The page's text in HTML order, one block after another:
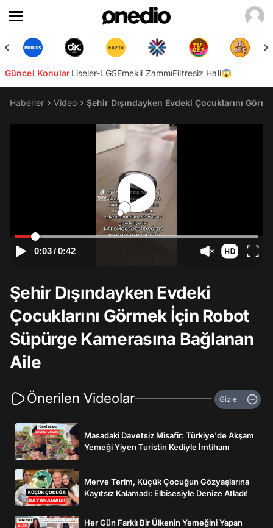
Güncel KonularLiseler-LGSEmekli ZammıFiltresiz Hali😱
Haberler Video Şehir Dışındayken Evdeki Çocuklarını
0:03/0:42
Şehir Dışındayken Evdeki
Çocuklarını Görmek İçin Robot
Süpürge Kamerasına Bağlanan
Aile
Önerilen Videolar Gizle
Masadaki Davetsiz Misafir: Türkiye'de Akşam
Yemeği Yiyen Turistin Kediyle İmtihanı
Merve Terim, Küçük Çocuğun Gözyaşlarına
Kayıtsız Kalamadı: Elbisesiyle Denize Atladı!
Her Gün Farklı Bir Ülkenin Yemeğini Yapan